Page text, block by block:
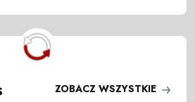
ZOBACZ WSZYSTKIE